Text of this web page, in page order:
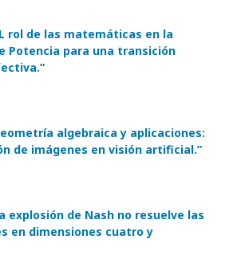
rol de las matemáticas en la
Potencia para una transición
algebraica y aplicaciones:
de imágenes en visión artificial.”
explosión de Nash no resuelve las
en dimensiones cuatro y